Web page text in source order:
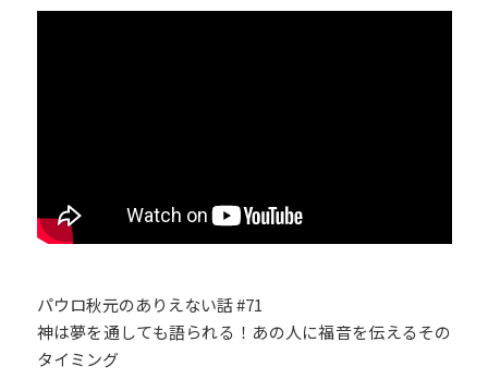
パウロ秋元のありえない話 #71
神は夢を通しても語られる！あの人に福音を伝えるその
タイミング